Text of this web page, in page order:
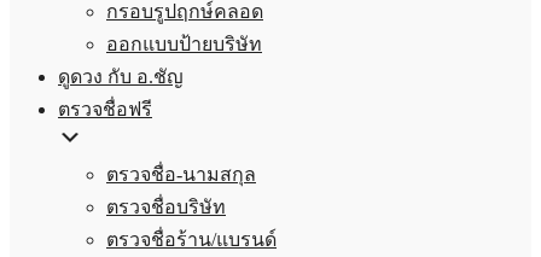
กรอบรูปฤกษ์คลอด
ออกแบบป้ายบริษัท
ดูดวง กับ อ.ชัญ
ตรวจชื่อฟรี
ตรวจชื่อ-นามสกุล
ตรวจชื่อบริษัท
ตรวจชื่อร้าน/แบรนด์